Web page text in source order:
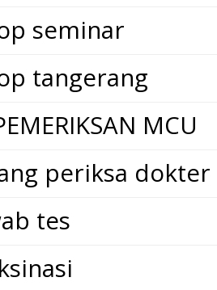
seminar
tangerang
MCU
periksa dokter
tes